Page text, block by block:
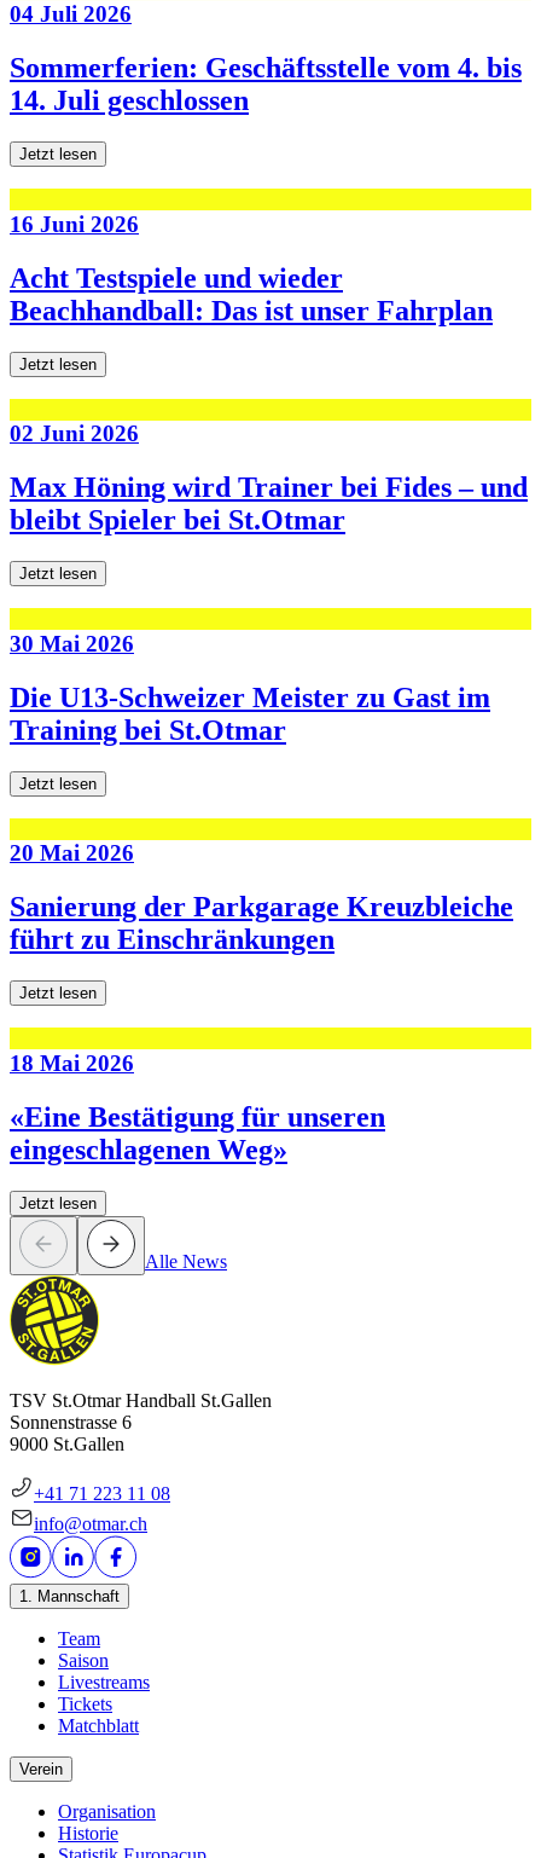
04 Juli 2026
Sommerferien: Geschäftsstelle vom 4. bis
14. Juli geschlossen
Jetzt lesen
16 Juni 2026
Acht Testspiele und wieder
Beachhandball: Das ist unser Fahrplan
Jetzt lesen
02 Juni 2026
Max Höning wird Trainer bei Fides – und
bleibt Spieler bei St.Otmar
Jetzt lesen
30 Mai 2026
Die U13-Schweizer Meister zu Gast im
Training bei St.Otmar
Jetzt lesen
20 Mai 2026
Sanierung der Parkgarage Kreuzbleiche
führt zu Einschränkungen
Jetzt lesen
18 Mai 2026
«Eine Bestätigung für unseren
eingeschlagenen Weg»
Jetzt lesen
Alle News
TSV St.Otmar Handball St.Gallen
Sonnenstrasse 6
9000 St.Gallen
+41 71 223 11 08
info@otmar.ch
1. Mannschaft
Team
Saison
Livestreams
Tickets
Matchblatt
Verein
Organisation
Historie